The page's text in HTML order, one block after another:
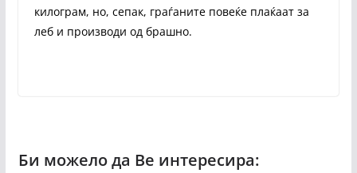
килограм, но, сепак, граѓаните повеќе плаќаат за
леб и производи од брашно.